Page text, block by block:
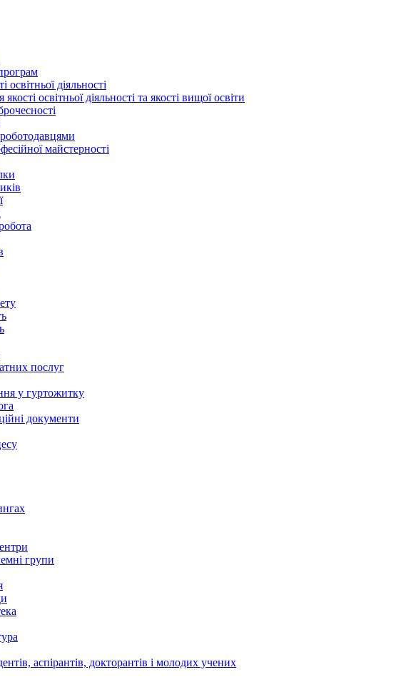
освітньої діяльності
освітньої діяльності та якості вищої освіти
майстерності
послуг
у гуртожитку
документи
групи
аспірантів, докторантів і молодих учених